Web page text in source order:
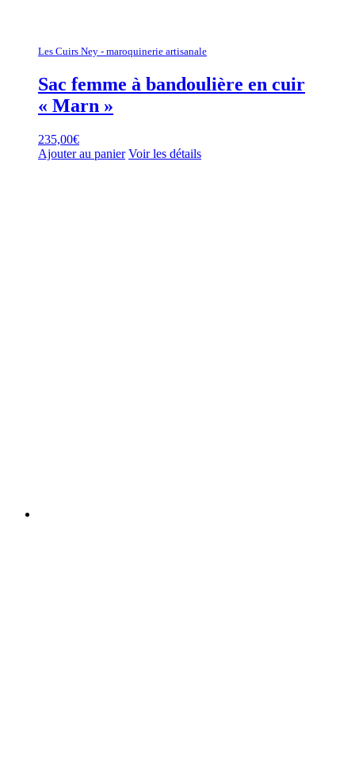
Les Cuirs Ney - maroquinerie artisanale
Sac femme à bandoulière en cuir
« Marn »
235,00€
Ajouter au panier Voir les détails